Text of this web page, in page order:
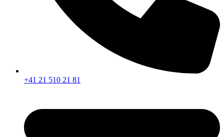
+41 21 510 21 81